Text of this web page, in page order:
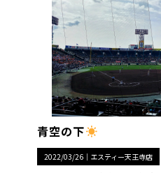
青空の下
2022/03/26｜ エスティー天王寺店